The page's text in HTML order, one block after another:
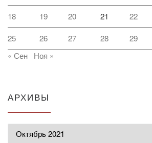
18 19 20 21 22
25 26 27 28 29
« Сен
Ноя »
АРХИВЫ